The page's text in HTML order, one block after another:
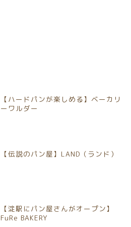
【ハードパンが楽しめる】ベーカリ
ーワルダー
【伝説のパン屋】LAND（ランド）
【淀駅にパン屋さんがオープン】
FuRe BAKERY